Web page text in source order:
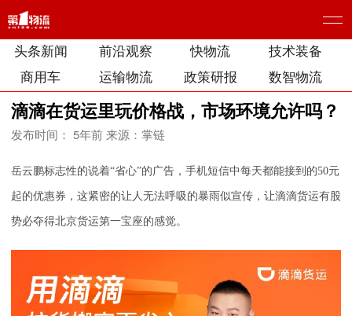
头条新闻 前沿观察 快物流
技术装备
商用车
运输物流 政策研报 数智物流
滴滴在货运里玩价格战，市场环境允许吗？
发布时间： 5年前来源：掌链
岳云鹏标志性的说着“省心”的广告，手机短信中每天都能接到的50元
起的优惠券，这紧密的让人无法呼吸的暴雨似宣传，让滴滴货运有股
势必夺得北京货运第一宝座的感觉。